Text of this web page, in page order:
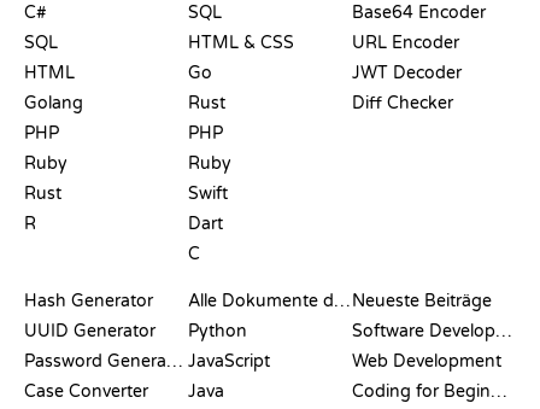
C#
SQL
HTML
Golang
PHP
Ruby
Rust
R
SQL
HTML & CSS
Go
Rust
PHP
Ruby
Swift
Dart
C
Base64 Encoder
URL Encoder
JWT Decoder
Diff Checker
Hash Generator
UUID Generator
Password Generator
Case Converter
Alle Dokumente durchsuchen
Python
JavaScript
Java
Neueste Beiträge
Software Development
Web Development
Coding for Beginners